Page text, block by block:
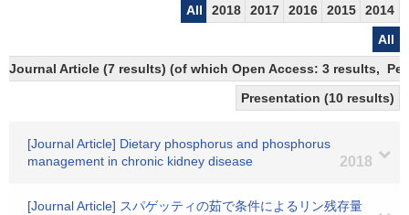
All 2018 2017 2016 2015
2014
All
Journal Article (7 results) (of which Open Access: 3 results,
Presentation (10 results)
[Journal Article] Dietary phosphorus and phosphorus
management in chronic kidney disease
2018
[Journal Article] スパゲッティの茹で条件によるリン残存量